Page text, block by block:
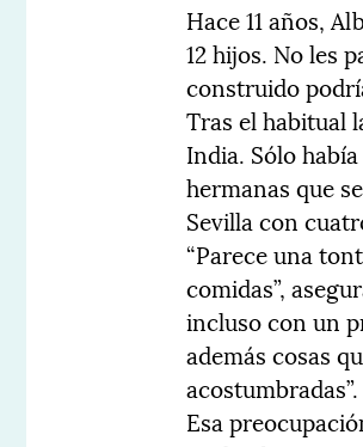
Hace 11 años,
12 hijos. No les
construido
Tras el habitual
India. Sólo
hermanas que
Sevilla con
“Parece una
comidas”,
incluso con un
además cosas
acostumbradas”.
Esa